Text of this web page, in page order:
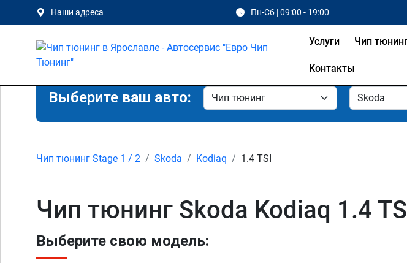
Наши адреса Пн-Сб | 09:00 - 19:00
Услуги Чип
Контакты
Выберите ваш авто:
Чип тюнинг Stage 1 / 2 Skoda Kodiaq 1.4 TSI
Чип тюнинг Skoda Kodiaq 1.4
Выберите свою модель: